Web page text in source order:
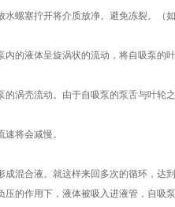
螺塞拧开将介质放净。避免冻裂。（
的液体呈旋涡状的流动，将自吸泵的
涡壳流动。由于自吸泵的泵舌与叶轮
将会减慢。
混合液。就这样来回多次的循环，达
的作用下，液体被吸入进液管，自吸